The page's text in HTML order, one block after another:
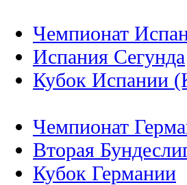
Чемпионат
Испания Сегунда
Кубок Испании
Чемпионат
Вторая
Кубок Германии